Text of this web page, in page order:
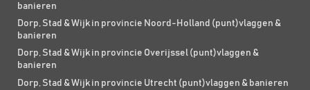
banieren
Dorp, Stad & Wijk in provincie Noord-Holland (punt)vlaggen &
banieren
Dorp, Stad & Wijk in provincie Overijssel (punt)vlaggen &
banieren
Dorp, Stad & Wijk in provincie Utrecht (punt)vlaggen & banieren